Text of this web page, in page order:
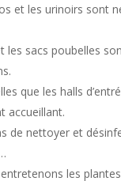
et les urinoirs sont
les sacs poubelles
que les halls
accueillant.
de nettoyer et
les